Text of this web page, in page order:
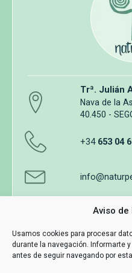
Aviso de
Usamos cookies para procesar
durante la navegación. Informarte
antes de seguir navegando por
Trª. Julián
Nava de la
40.450 -
+34 653 04
Aviso legal Política de